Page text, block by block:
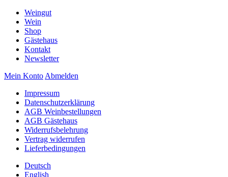
Weingut
Wein
Shop
Gästehaus
Kontakt
Newsletter
Mein Konto Abmelden
Impressum
Datenschutzerklärung
AGB Weinbestellungen
AGB Gästehaus
Widerrufsbelehrung
Vertrag widerrufen
Lieferbedingungen
Deutsch
English